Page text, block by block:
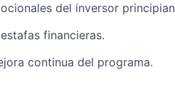
del inversor
financieras.
continua del programa.